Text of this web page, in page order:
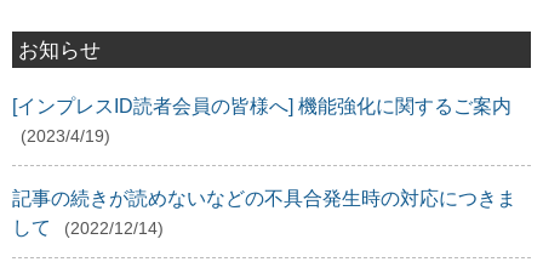
お知らせ
[インプレスID読者会員の皆様へ] 機能強化に関するご案内
(2023/4/19)
記事の続きが読めないなどの不具合発生時の対応につきま
して
(2022/12/14)